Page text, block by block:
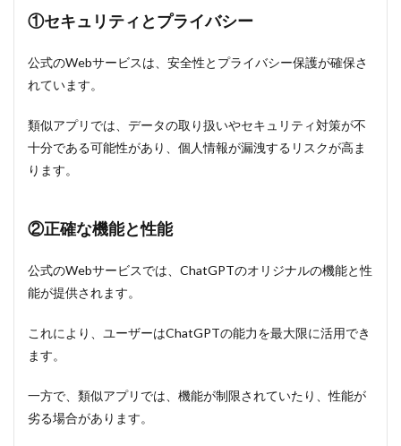
①セキュリティとプライバシー
公式のWebサービスは、安全性とプライバシー保護が確保さ
れています。
類似アプリでは、データの取り扱いやセキュリティ対策が不
十分である可能性があり、個人情報が漏洩するリスクが高ま
ります。
②正確な機能と性能
公式のWebサービスでは、ChatGPTのオリジナルの機能と性
能が提供されます。
これにより、ユーザーはChatGPTの能力を最大限に活用でき
ます。
一方で、類似アプリでは、機能が制限されていたり、性能が
劣る場合があります。